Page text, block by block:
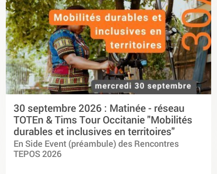
30 septembre 2026 : Matinée - réseau
TOTEn & Tims Tour Occitanie "Mobilités
durables et inclusives en territoires"
En Side Event (préambule) des Rencontres
TEPOS 2026